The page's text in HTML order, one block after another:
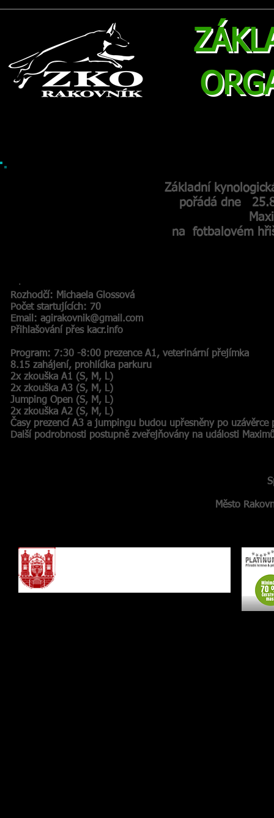
Základní
pořádá dne 25.8.2018
Maximův
na fotbalovém hřišti v
Rozhodčí: Michaela Glossová
Počet startujících: 70
Email: agirakovnik@gmail.com
Přihlašování přes kacr.info
Program: 7:30 -8:00 prezence A1, veterinární přejímka
8.15 zahájení, prohlídka parkuru
2x zkouška A1 (S, M, L)
2x zkouška A3 (S, M, L)
Jumping Open (S, M, L)
2x zkouška A2 (S, M, L)
Časy prezencí A3 a jumpingu budou upřesněny po uzávěrce
Další podrobnosti postupně zveřejňovány na události
Sponzoři
Město Rakovník,
.